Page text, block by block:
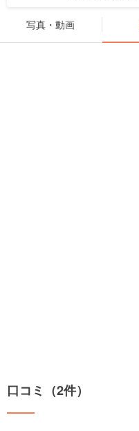
写真・動画
口コミ（2件）